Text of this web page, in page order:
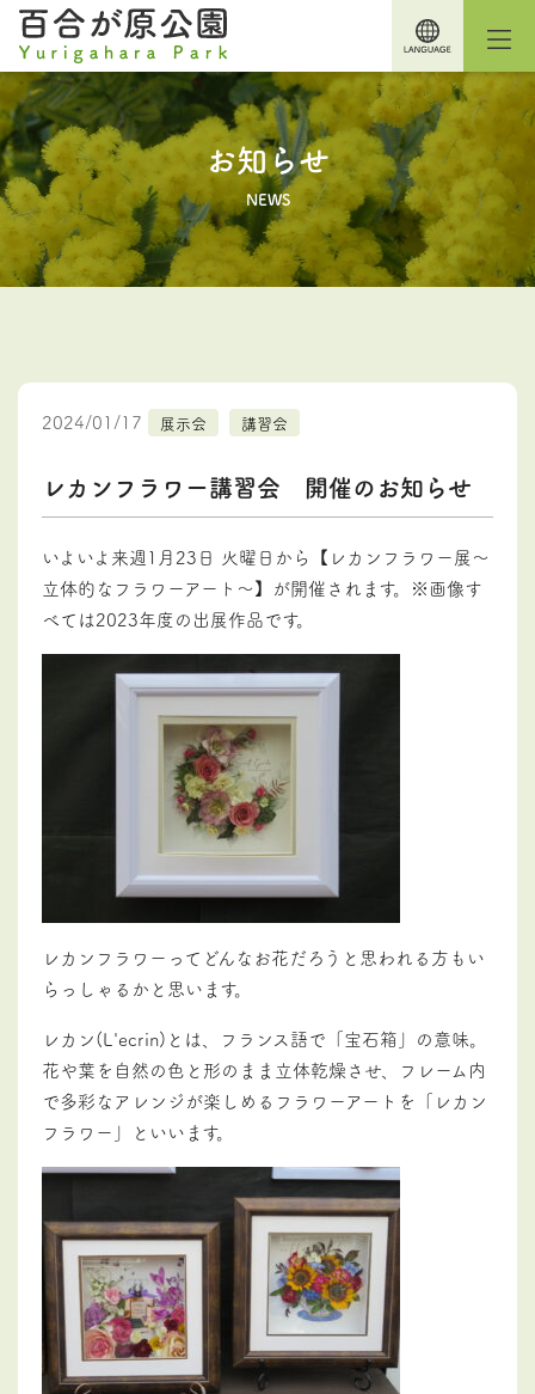
お知らせ
NEWS
2024/01/17 展示会 講習会
レカンフラワー講習会 開催のお知らせ
いよいよ来週1月23日 火曜日から【レカンフラワー展～
立体的なフラワーアート～】が開催されます。※画像す
べては2023年度の出展作品です。
レカンフラワーってどんなお花だろうと思われる方もい
らっしゃるかと思います。
レカン(L'ecrin)とは、フランス語で「宝石箱」の意味。
花や葉を自然の色と形のまま立体乾燥させ、フレーム内
で多彩なアレンジが楽しめるフラワーアートを「レカン
フラワー」といいます。